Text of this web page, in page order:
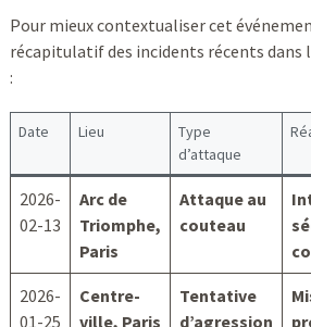
Pour mieux contextualiser cet
récapitulatif des incidents récents dans
:
Date Lieu
Type
d’attaque
2026-
02-13
Arc de
Triomphe,
Paris
Attaque au
couteau
2026-
01-25
Centre-
ville, Paris
Tentative
d’agression